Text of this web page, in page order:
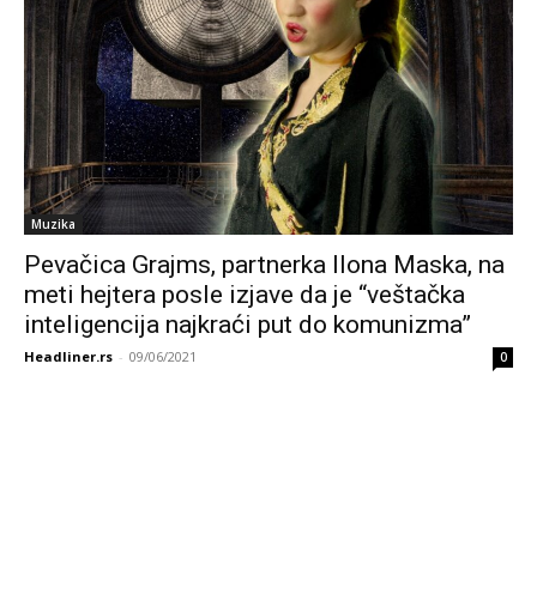
Muzika
Pevačica Grajms, partnerka Ilona Maska, na
meti hejtera posle izjave da je “veštačka
inteligencija najkraći put do komunizma”
Headliner.rs - 09/06/2021 0